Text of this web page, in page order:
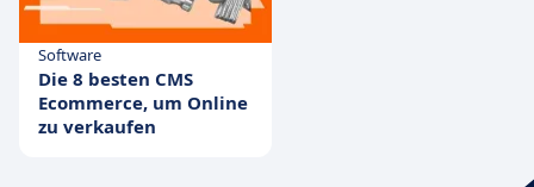
Software
Die 8 besten CMS
Ecommerce, um Online
zu verkaufen